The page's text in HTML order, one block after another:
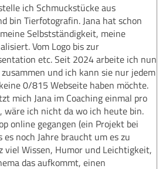
ich Schmuckstücke aus
bin Tierfotografin. Jana hat schon
Selbstständigkeit, meine
Vom Logo bis zur
etc. Seit 2024 arbeite ich nun
und ich kann sie nur jedem
0/815 Webseite haben möchte.
mich Jana im Coaching einmal pro
wäre ich nicht da wo ich heute bin.
online gegangen (ein Projekt bei
es noch Jahre braucht um es zu
viel Wissen, Humor und Leichtigkeit,
das aufkommt, einen